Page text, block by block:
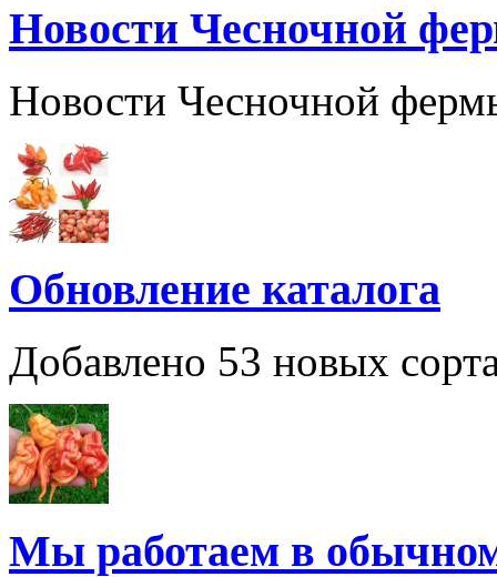
Новости Чесночной
Новости Чесночной
Обновление каталога
Добавлено 53 новых
Мы работаем в